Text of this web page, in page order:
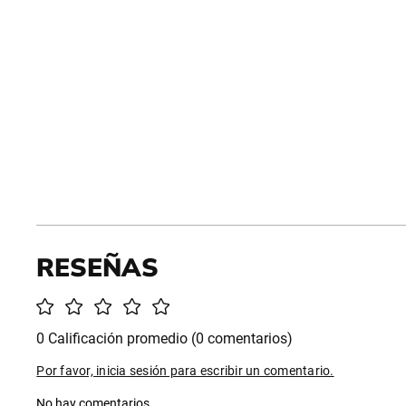
0 Calificación promedio (0 comentarios)
Por favor, inicia sesión para escribir un comentario.
No hay comentarios.